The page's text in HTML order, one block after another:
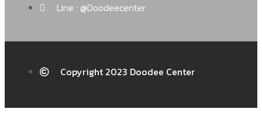
Line : @Doodeecenter
Copyright 2023 Doodee Center